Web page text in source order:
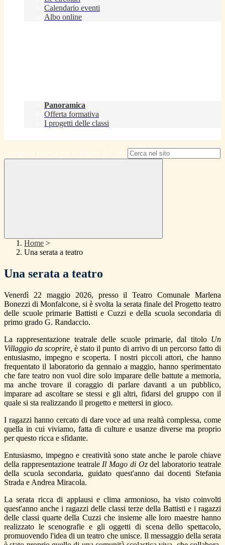
Calendario eventi
Albo online
Panoramica
Offerta formativa
I progetti delle classi
Campo di ricerca per le pagine del sito
Home >
Una serata a teatro
Una serata a teatro
Venerdì 22 maggio 2026, presso il Teatro Comunale Marlena
Bonezzi di Monfalcone, si è svolta la serata finale del Progetto teatro
delle scuole primarie Battisti e Cuzzi e della scuola secondaria di
primo grado G. Randaccio.
La rappresentazione teatrale delle scuole primarie, dal titolo Un
Villaggio da scoprire,è stato il punto di arrivo di un percorso fatto di
entusiasmo, impegno e scoperta. I nostri piccoli attori, che hanno
frequentato il laboratorio da gennaio a maggio, hanno sperimentato
che fare teatro non vuol dire solo imparare delle battute a memoria,
ma anche trovare il coraggio di parlare davanti a un pubblico,
imparare ad ascoltare se stessi e gli altri, fidarsi del gruppo con il
quale si sta realizzando il progetto e mettersi in gioco.
I ragazzi hanno cercato di dare voce ad una realtà complessa, come
quella in cui viviamo, fatta di culture e usanze diverse ma proprio
per questo ricca e sfidante.
Entusiasmo, impegno e creatività sono state anche le parole chiave
della rappresentazione teatraleIl Mago di Ozdel laboratorio teatrale
della scuola secondaria, guidato quest'anno dai docenti Stefania
Strada e Andrea Miracola.
La serata ricca di applausi e clima armonioso, ha visto coinvolti
quest'anno anche i ragazzi delle classi terze della Battisti e i ragazzi
delle classi quarte della Cuzzi che insieme alle loro maestre hanno
realizzato le scenografie e gli oggetti di scena dello spettacolo,
promuovendo l'idea di un teatro che unisce. Il messaggio della serata